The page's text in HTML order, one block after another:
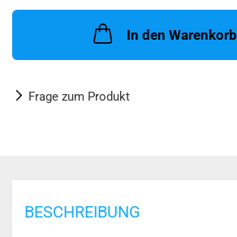
In den Warenkorb
Frage zum Produkt
BESCHREIBUNG